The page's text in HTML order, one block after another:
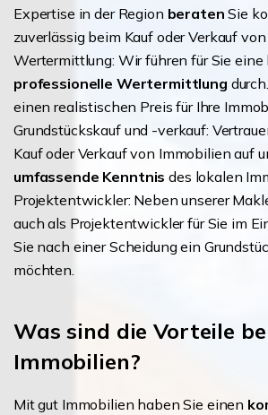
Expertise in der Region beraten Sie
zuverlässig beim Kauf oder Verkauf
Wertermittlung: Wir führen für Sie eine
professionelle Wertermittlung
einen realistischen Preis für Ihre
Grundstückskauf und -verkauf:
Kauf oder Verkauf von Immobilien auf
umfassende Kenntnis des lokalen
Projektentwickler: Neben unserer
auch als Projektentwickler für Sie im
Sie nach einer Scheidung ein
möchten.
Was sind die Vorteile
Immobilien?
Mit gut Immobilien haben Sie einen